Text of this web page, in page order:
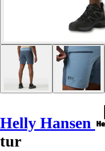
Helly Hansen
tur